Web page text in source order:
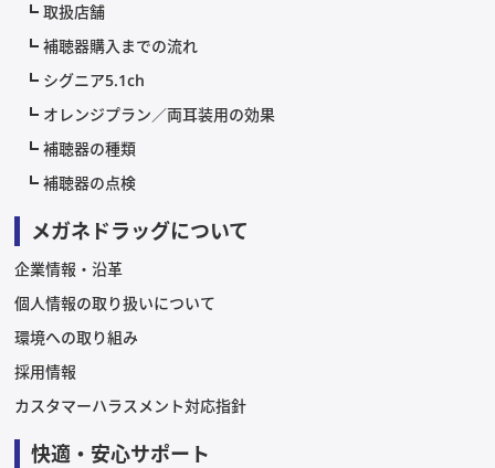
取扱店舗
補聴器購入までの流れ
シグニア5.1ch
オレンジプラン／両耳装用の効果
補聴器の種類
補聴器の点検
メガネドラッグについて
企業情報・沿革
個人情報の取り扱いについて
環境への取り組み
採用情報
カスタマーハラスメント対応指針
快適・安心サポート